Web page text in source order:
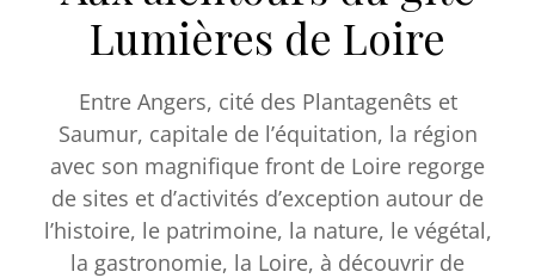
Lumières de Loire
Entre Angers, cité des Plantagenêts et
Saumur, capitale de l’équitation, la région
avec son magnifique front de Loire regorge
de sites et d’activités d’exception autour de
l’histoire, le patrimoine, la nature, le végétal,
la gastronomie, la Loire, à découvrir de